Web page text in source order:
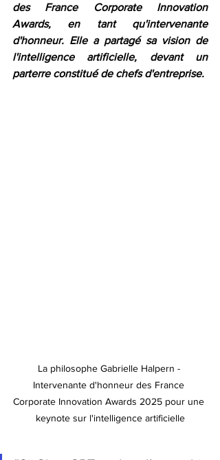
des France Corporate Innovation
Awards, en tant qu'intervenante
d'honneur. Elle a partagé sa vision de
l'intelligence artificielle, devant un
parterre constitué de chefs d'entreprise.
La philosophe Gabrielle Halpern -
Intervenante d'honneur des France
Corporate Innovation Awards 2025 pour une
keynote sur l'intelligence artificielle